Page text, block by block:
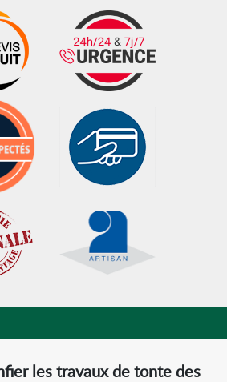
les travaux de tonte des